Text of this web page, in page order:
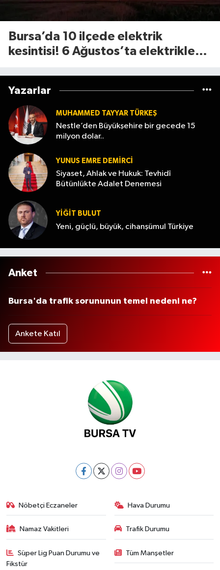
Bursa’da 10 ilçede elektrik
kesintisi! 6 Ağustos’ta elektrikler
Yazarlar
MUHAMMED TAYYAR TÜRKEŞ
Nestle’den Büyükşehire bir gecede 15
milyon dolar..
YUNUS EMRE DEMIRCI
Siyaset, Ahlak ve Hukuk: Tevhidî
Bütünlükte Adalet Denemesi
YİĞİT BULUT
Yeni, güçlü, büyük, cihanşümul Türkiye
Anket
Bursa'da trafik sorununun temel nedeni ne?
Ankete Katıl
Nöbetçi Eczaneler Hava Durumu
Namaz Vakitleri Trafik Durumu
Süper Lig Puan Durumu ve
Fikstür
Tüm Manşetler